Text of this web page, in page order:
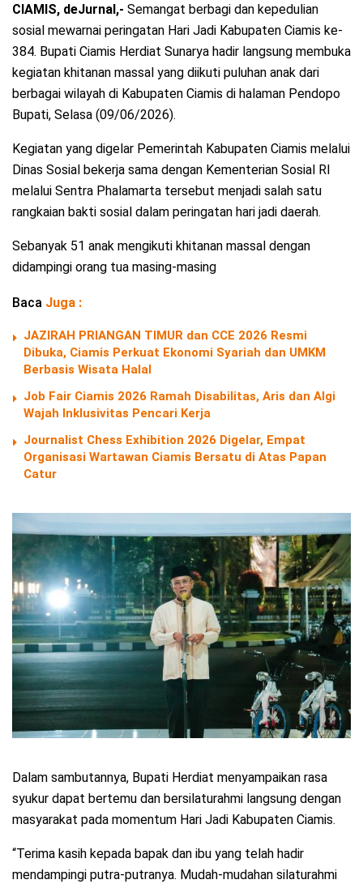
CIAMIS, deJurnal,- Semangat berbagi dan kepedulian
sosial mewarnai peringatan Hari Jadi Kabupaten Ciamis ke-
384. Bupati Ciamis Herdiat Sunarya hadir langsung membuka
kegiatan khitanan massal yang diikuti puluhan anak dari
berbagai wilayah di Kabupaten Ciamis di halaman Pendopo
Bupati, Selasa (09/06/2026).
Kegiatan yang digelar Pemerintah Kabupaten Ciamis melalui
Dinas Sosial bekerja sama dengan Kementerian Sosial RI
melalui Sentra Phalamarta tersebut menjadi salah satu
rangkaian bakti sosial dalam peringatan hari jadi daerah.
Sebanyak 51 anak mengikuti khitanan massal dengan
didampingi orang tua masing-masing
Baca Juga :
JAZIRAH PRIANGAN TIMUR dan CCE 2026 Resmi
Dibuka, Ciamis Perkuat Ekonomi Syariah dan UMKM
Berbasis Wisata Halal
Job Fair Ciamis 2026 Ramah Disabilitas, Aris dan Algi
Wajah Inklusivitas Pencari Kerja
Journalist Chess Exhibition 2026 Digelar, Empat
Organisasi Wartawan Ciamis Bersatu di Atas Papan
Catur
Dalam sambutannya, Bupati Herdiat menyampaikan rasa
syukur dapat bertemu dan bersilaturahmi langsung dengan
masyarakat pada momentum Hari Jadi Kabupaten Ciamis.
“Terima kasih kepada bapak dan ibu yang telah hadir
mendampingi putra-putranya. Mudah-mudahan silaturahmi